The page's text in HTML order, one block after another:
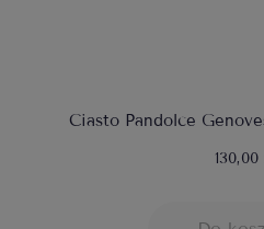
Ciasto Pandolce
130,00